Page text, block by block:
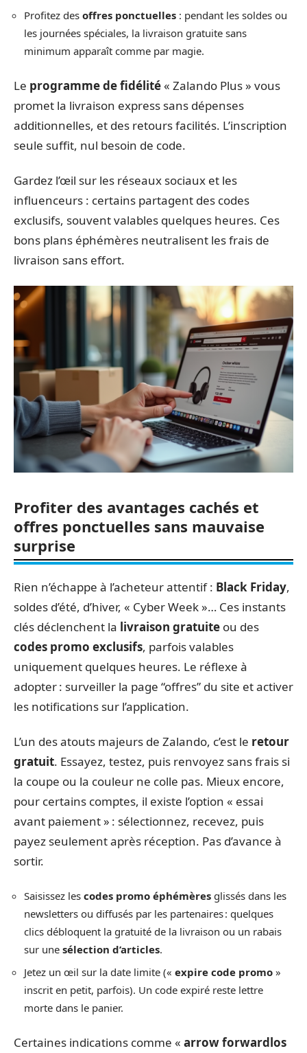
Profitez des offres ponctuelles : pendant les soldes ou
les journées spéciales, la livraison gratuite sans
minimum apparaît comme par magie.
Le programme de fidélité« Zalando Plus » vous
promet la livraison express sans dépenses
additionnelles, et des retours facilités. L’inscription
seule suffit, nul besoin de code.
Gardez l’œil sur les réseaux sociaux et les
influenceurs : certains partagent des codes
exclusifs, souvent valables quelques heures. Ces
bons plans éphémères neutralisent les frais de
livraison sans effort.
Profiter des avantages cachés et
offres ponctuelles sans mauvaise
surprise
Rien n’échappe à l’acheteur attentif : Black Friday,
soldes d’été, d’hiver, « Cyber Week »… Ces instants
clés déclenchent la livraison gratuite ou des
codes promo exclusifs, parfois valables
uniquement quelques heures. Le réflexe à
adopter : surveiller la page “offres” du site et activer
les notifications sur l’application.
L’un des atouts majeurs de Zalando, c’est le retour
gratuit. Essayez, testez, puis renvoyez sans frais si
la coupe ou la couleur ne colle pas. Mieux encore,
pour certains comptes, il existe l’option « essai
avant paiement » : sélectionnez, recevez, puis
payez seulement après réception. Pas d’avance à
sortir.
Saisissez les codes promo éphémères glissés dans les
newsletters ou diffusés par les partenaires : quelques
clics débloquent la gratuité de la livraison ou un rabais
sur une sélection d’articles.
Jetez un œil sur la date limite (« expire code promo »
inscrit en petit, parfois). Un code expiré reste lettre
morte dans le panier.
Certaines indications comme « arrow forwardlos